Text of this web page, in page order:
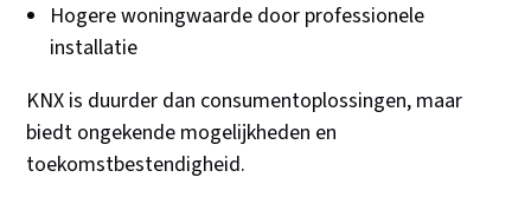
Hogere woningwaarde door professionele
installatie
KNX is duurder dan consumentoplossingen, maar
biedt ongekende mogelijkheden en
toekomstbestendigheid.